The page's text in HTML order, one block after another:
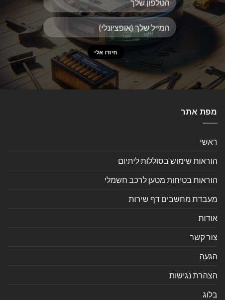
מפת אתר
ראשי
הוראות שימוש בסוללות ליתיום
הוראות בטיחות מטען לרכב חשמלי
מעבדת מחשבים דף שירות
אודות
צור קשר
הגעה
הצהרת נגישות
בלוג